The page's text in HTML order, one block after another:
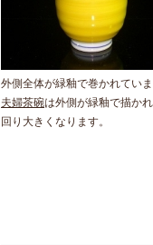
外側全体が緑釉で巻かれてい
夫婦茶碗は外側が緑釉で描か
回り大きくなります。